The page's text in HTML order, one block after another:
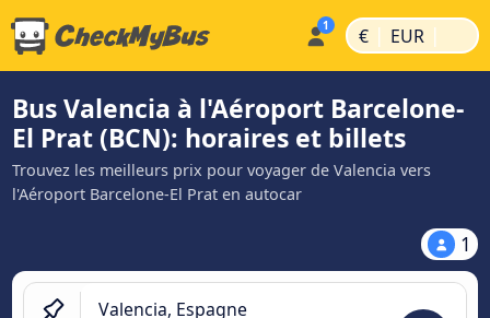
€ | EUR |
Bus Valencia à l'Aéroport Barcelone-
El Prat (BCN): horaires et billets
Trouvez les meilleurs prix pour voyager de Valencia vers
l'Aéroport Barcelone-El Prat en autocar
1